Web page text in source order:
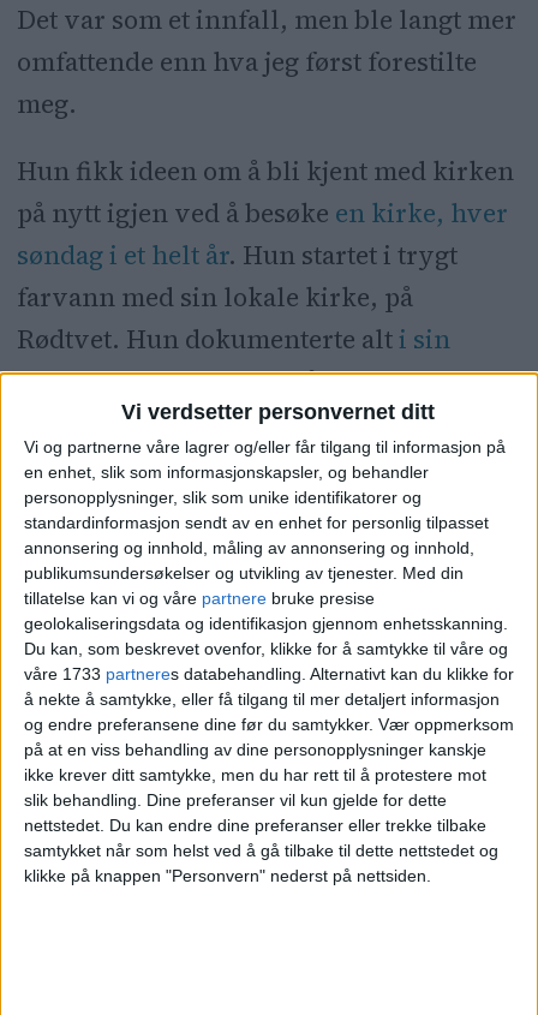
Vi verdsetter personvernet ditt
Vi og partnerne våre lagrer og/eller får tilgang til informasjon på
en enhet, slik som informasjonskapsler, og behandler
personopplysninger, slik som unike identifikatorer og
standardinformasjon sendt av en enhet for personlig tilpasset
annonsering og innhold, måling av annonsering og innhold,
publikumsundersøkelser og utvikling av tjenester. Med din
tillatelse kan vi og våre partnere bruke presise
geolokaliseringsdata og identifikasjon gjennom enhetsskanning.
Du kan, som beskrevet ovenfor, klikke for å samtykke til våre og
våre 1733 partneres databehandling. Alternativt kan du klikke for
å nekte å samtykke, eller få tilgang til mer detaljert informasjon
og endre preferansene dine før du samtykker. Vær oppmerksom
på at en viss behandling av dine personopplysninger kanskje
ikke krever ditt samtykke, men du har rett til å protestere mot
slik behandling. Dine preferanser vil kun gjelde for dette
nettstedet. Du kan endre dine preferanser eller trekke tilbake
samtykket når som helst ved å gå tilbake til dette nettstedet og
klikke på knappen "Personvern" nederst på nettsiden.
Det var som et innfall, men ble langt mer
omfattende enn hva jeg først forestilte
meg.
Hun fikk ideen om å bli kjent med kirken
på nytt igjen ved å besøke en kirke, hver
søndag i et helt år. Hun startet i trygt
farvann med sin lokale kirke, på
Rødtvet. Hun dokumenterte alti sin
bloggog i Oslo-avisen VårtOslo.
Savner sentrum
Vi sitter i stuen til en Airbnb hun leier,
mens badet i hjemmet blir renovert. Vi
sitter på sofaen med kopp te på bordet.
Stesønn Mohammed er på rommet sitt og
spiller Fortnite med vennene sine.
Utenfor vinduet faller snøen uavbrutt,
den dekker Grønland og minner Kjersti
på hvor mye hun savnet å bo i sentrum.